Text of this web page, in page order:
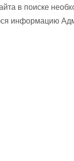
в поиске
информацию